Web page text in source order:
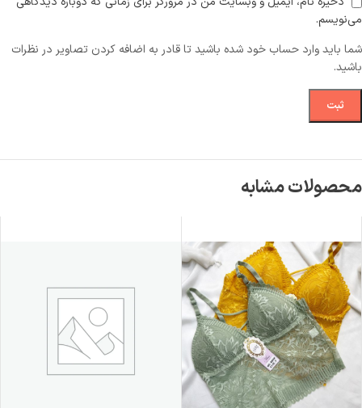
می‌نویسم.
شما باید وارد حساب خود شده باشید تا قادر به اضافه کردن تصاویر در نظرات
باشید.
محصولات مشابه